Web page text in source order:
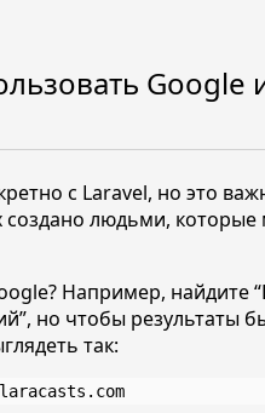
Google
с Laravel, но это
создано людьми,
Например, найдите
но чтобы результаты
так: